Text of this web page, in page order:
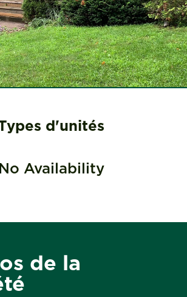
d'unités
No Availability
de la